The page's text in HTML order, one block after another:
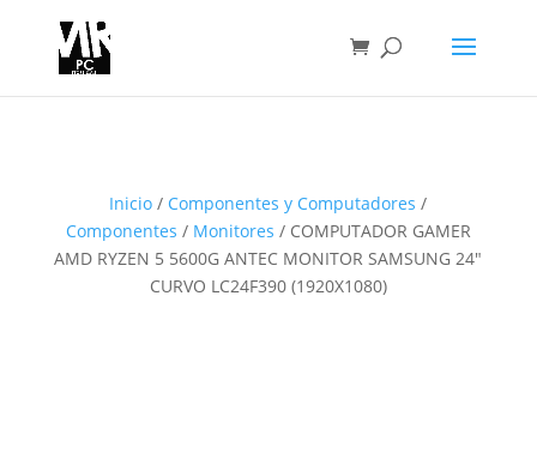
Inicio / Componentes y Computadores /
Componentes / Monitores / COMPUTADOR GAMER
AMD RYZEN 5 5600G ANTEC MONITOR SAMSUNG 24″
CURVO LC24F390 (1920X1080)